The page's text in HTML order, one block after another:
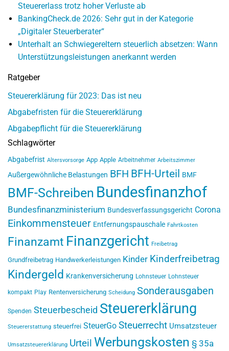
Steuererlass trotz hoher Verluste ab
BankingCheck.de 2026: Sehr gut in der Kategorie
„Digitaler Steuerberater“
Unterhalt an Schwiegereltern steuerlich absetzen: Wann
Unterstützungsleistungen anerkannt werden
Ratgeber
Steuererklärung für 2023: Das ist neu
Abgabefristen für die Steuererklärung
Abgabepflicht für die Steuererklärung
Schlagwörter
Abgabefrist Altersvorsorge App Apple Arbeitnehmer Arbeitszimmer
Außergewöhnliche Belastungen BFH BFH-Urteil BMF
BMF-Schreiben Bundesfinanzhof
Bundesfinanzministerium Bundesverfassungsgericht Corona
Einkommensteuer Entfernungspauschale Fahrtkosten
Finanzamt Finanzgericht Freibetrag
Grundfreibetrag Handwerkerleistungen Kinder Kinderfreibetrag
Kindergeld Krankenversicherung Lohnsteuer Lohnsteuer
kompakt Play Rentenversicherung Scheidung Sonderausgaben
Spenden Steuerbescheid Steuererklärung
Steuererstattung steuerfrei SteuerGo Steuerrecht Umsatzsteuer
Umsatzsteuererklärung Urteil Werbungskosten § 35a